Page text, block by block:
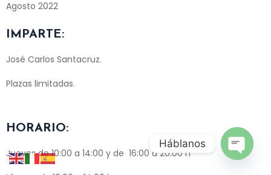
Agosto 2022
IMPARTE:
José Carlos Santacruz.
Plazas limitadas.
HORARIO:
Jueves de 10:00 a 14:00 y de 16:00 a 20:00 h
Háblanos